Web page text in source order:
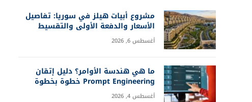
مشروع أبيات هيلز في سوريا: تفاصيل
الأسعار والدفعة الأولى والتقسيط
أغسطس 6, 2026
ما هي هندسة الأوامر؟ دليل إتقان
Prompt Engineering خطوة بخطوة
أغسطس 4, 2026